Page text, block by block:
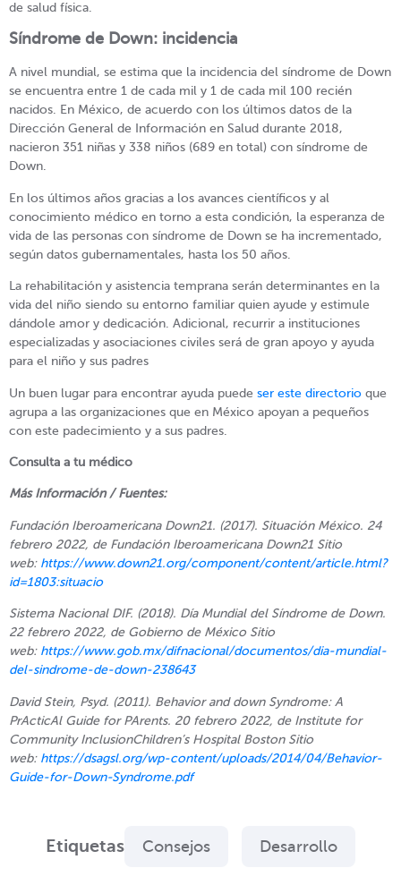
de salud física.
Síndrome de Down: incidencia
A nivel mundial, se estima que la incidencia del síndrome de Down
se encuentra entre 1 de cada mil y 1 de cada mil 100 recién
nacidos. En México, de acuerdo con los últimos datos de la
Dirección General de Información en Salud durante 2018,
nacieron 351 niñas y 338 niños (689 en total) con síndrome de
Down.
En los últimos años gracias a los avances científicos y al
conocimiento médico en torno a esta condición, la esperanza de
vida de las personas con síndrome de Down se ha incrementado,
según datos gubernamentales, hasta los 50 años.
La rehabilitación y asistencia temprana serán determinantes en la
vida del niño siendo su entorno familiar quien ayude y estimule
dándole amor y dedicación. Adicional, recurrir a instituciones
especializadas y asociaciones civiles será de gran apoyo y ayuda
para el niño y sus padres
Un buen lugar para encontrar ayuda puede ser este directorio que
agrupa a las organizaciones que en México apoyan a pequeños
con este padecimiento y a sus padres.
Consulta a tu médico
Más Información / Fuentes:
Fundación Iberoamericana Down21. (2017). Situación México. 24
febrero 2022, de Fundación Iberoamericana Down21 Sitio
web: https://www.down21.org/component/content/article.html?
id=1803:situacio
Sistema Nacional DIF. (2018). Día Mundial del Síndrome de Down.
22 febrero 2022, de Gobierno de México Sitio
web: https://www.gob.mx/difnacional/documentos/dia-mundial-
del-sindrome-de-down-238643
David Stein, Psyd. (2011). Behavior and down Syndrome: A
PrActicAl Guide for PArents. 20 febrero 2022, de Institute for
Community InclusionChildren’s Hospital Boston Sitio
web: https://dsagsl.org/wp-content/uploads/2014/04/Behavior-
Guide-for-Down-Syndrome.pdf
Etiquetas Consejos Desarrollo